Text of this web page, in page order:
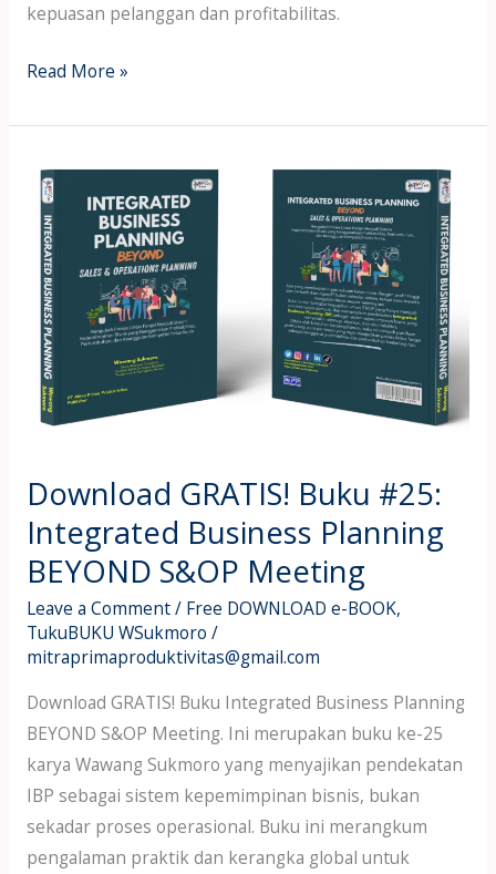
kepuasan pelanggan dan profitabilitas.
Read More »
Download GRATIS! Buku #25:
Integrated Business Planning
BEYOND S&OP Meeting
Leave a Comment/ Free DOWNLOAD e-BOOK,
TukuBUKU WSukmoro /
mitraprimaproduktivitas@gmail.com
Download GRATIS! Buku Integrated Business Planning
BEYOND S&OP Meeting. Ini merupakan buku ke-25
karya Wawang Sukmoro yang menyajikan pendekatan
IBP sebagai sistem kepemimpinan bisnis, bukan
sekadar proses operasional. Buku ini merangkum
pengalaman praktik dan kerangka global untuk
Download
GRATIS!
Buku
#25:
Integrated
Business
Planning
BEYOND
S&OP